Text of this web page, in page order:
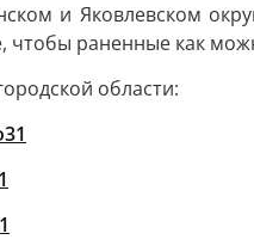
и Яковлевском
чтобы раненные как
области: